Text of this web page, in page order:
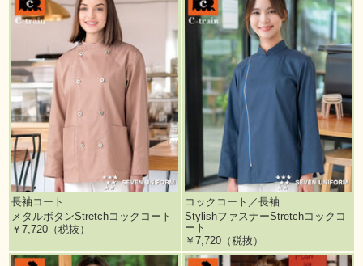
長袖コート
メタルボタンStretchコックコート
￥7,720（税抜）
コックコート／長袖
StylishファスナーStretchコックコ
ート
￥7,720（税抜）